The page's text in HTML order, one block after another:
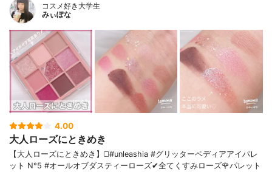
コスメ好き大学生
みぃぽな
4.00
大人ローズにときめき
【大人ローズにときめき】◻️#unleashia #グリッターペディアアイパレ
ット N°5 #オールオブダスティーローズ✔全てくすみローズ🌹パレット